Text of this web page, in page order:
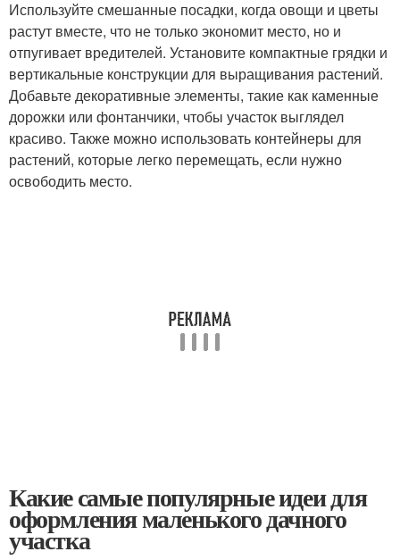
Используйте смешанные посадки, когда овощи и цветы
растут вместе, что не только экономит место, но и
отпугивает вредителей. Установите компактные грядки и
вертикальные конструкции для выращивания растений.
Добавьте декоративные элементы, такие как каменные
дорожки или фонтанчики, чтобы участок выглядел
красиво. Также можно использовать контейнеры для
растений, которые легко перемещать, если нужно
освободить место.
Какие самые популярные идеи для
оформления маленького дачного
участка